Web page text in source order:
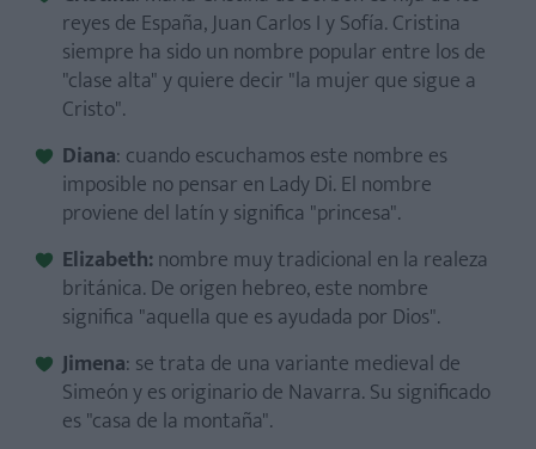
reyes de España, Juan Carlos I y Sofía. Cristina
siempre ha sido un nombre popular entre los de
"clase alta" y quiere decir "la mujer que sigue a
Cristo".
Diana: cuando escuchamos este nombre es
imposible no pensar en Lady Di. El nombre
proviene del latín y significa "princesa".
Elizabeth:nombre muy tradicional en la realeza
británica. De origen hebreo, este nombre
significa "aquella que es ayudada por Dios".
Jimena: se trata de una variante medieval de
Simeón y es originario de Navarra. Su significado
es "casa de la montaña".